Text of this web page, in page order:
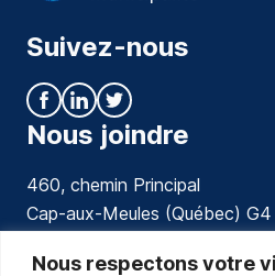
Nous respectons votre
Suivez-nous
Nous joindre
460, chemin Principal
Cap-aux-Meules (Québec) G4